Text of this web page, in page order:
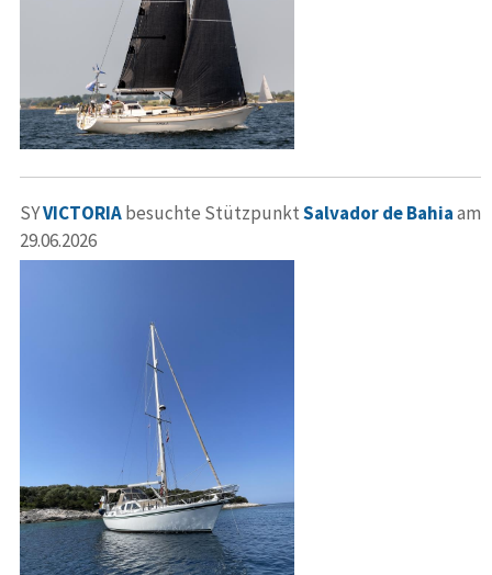
SYVICTORIAbesuchte StützpunktSalvador de Bahiaam
29.06.2026